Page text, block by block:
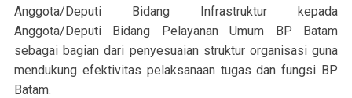
Anggota/Deputi Bidang Infrastruktur kepada
Anggota/Deputi Bidang Pelayanan Umum BP Batam
sebagai bagian dari penyesuaian struktur organisasi guna
mendukung efektivitas pelaksanaan tugas dan fungsi BP
Batam.